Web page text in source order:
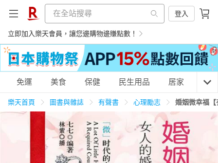
登入
立即加入樂天會員，讓您邊購物邊賺點數！
購物網分類
美食蛋糕 養生保健 民生用品
免運 美食 保健 民生用品 居家 3C
樂天首頁 圖書與雜誌 有聲書 心理勵志 婚姻微幸福【